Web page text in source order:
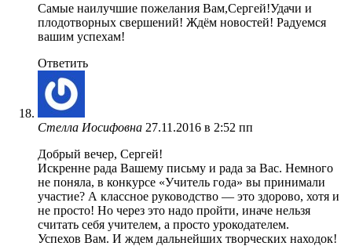
Самые наилучшие пожелания Вам,Сергей!Удачи и
плодотворных свершений! Ждём новостей! Радуемся
вашим успехам!
Ответить
Стелла Иосифовна 27.11.2016 в 2:52 пп
Добрый вечер, Сергей!
Искренне рада Вашему письму и рада за Вас. Немного
не поняла, в конкурсе «Учитель года» вы принимали
участие? А классное руководство — это здорово, хотя и
не просто! Но через это надо пройти, иначе нельзя
считать себя учителем, а просто урокодателем.
Успехов Вам. И ждем дальнейших творческих находок!